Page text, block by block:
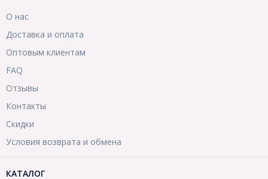
О нас
Доставка и оплата
Оптовым клиентам
FAQ
Отзывы
Контакты
Скидки
Условия возврата и обмена
КАТАЛОГ